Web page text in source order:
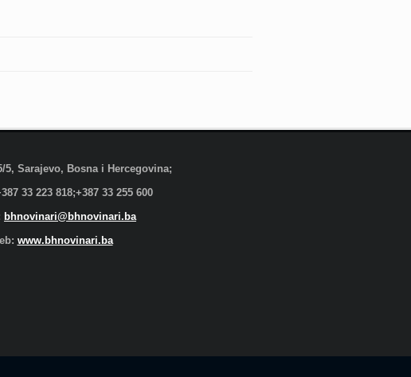
5, Sarajevo, Bosna i Hercegovina;
33 223 818;+387 33 255 600
bhnovinari@bhnovinari.ba
www.bhnovinari.ba